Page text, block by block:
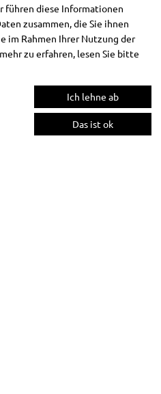
führen diese Informationen
zusammen, die Sie ihnen
im Rahmen Ihrer Nutzung der
zu erfahren, lesen Sie bitte
Ich lehne ab
Das ist ok